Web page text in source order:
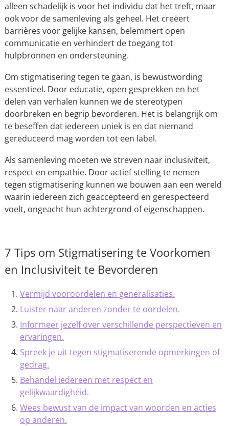
alleen schadelijk is voor het individu dat het treft, maar
ook voor de samenleving als geheel. Het creëert
barrières voor gelijke kansen, belemmert open
communicatie en verhindert de toegang tot
hulpbronnen en ondersteuning.
Om stigmatisering tegen te gaan, is bewustwording
essentieel. Door educatie, open gesprekken en het
delen van verhalen kunnen we de stereotypen
doorbreken en begrip bevorderen. Het is belangrijk om
te beseffen dat iedereen uniek is en dat niemand
gereduceerd mag worden tot een label.
Als samenleving moeten we streven naar inclusiviteit,
respect en empathie. Door actief stelling te nemen
tegen stigmatisering kunnen we bouwen aan een wereld
waarin iedereen zich geaccepteerd en gerespecteerd
voelt, ongeacht hun achtergrond of eigenschappen.
7 Tips om Stigmatisering te Voorkomen
en Inclusiviteit te Bevorderen
Vermijd vooroordelen en generalisaties.
Luister naar anderen zonder te oordelen.
Informeer jezelf over verschillende perspectieven en
ervaringen.
Spreek je uit tegen stigmatiserende opmerkingen of
gedrag.
Behandel iedereen met respect en
gelijkwaardigheid.
Wees bewust van de impact van woorden en acties
op anderen.